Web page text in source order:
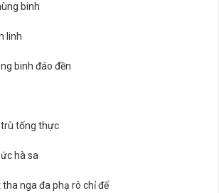
binh
linh
binh đáo đền
tống thực
hà sa
nga đa phạ rô chỉ đế